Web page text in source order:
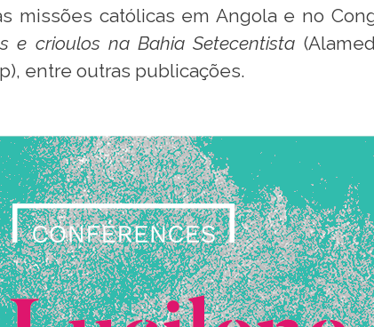
missões católicas em Angola e no
e crioulos na Bahia Setecentista
entre outras publicações.